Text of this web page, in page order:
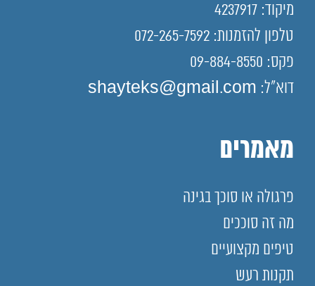
מיקוד: 4237917
טלפון להזמנות: 072-265-7592
פקס: 09-884-8550
דוא"ל: shayteks@gmail.com
מאמרים
פרגולה או סוכך בגינה
מה זה סוככים
טיפים מקצועיים
תקנות רעש